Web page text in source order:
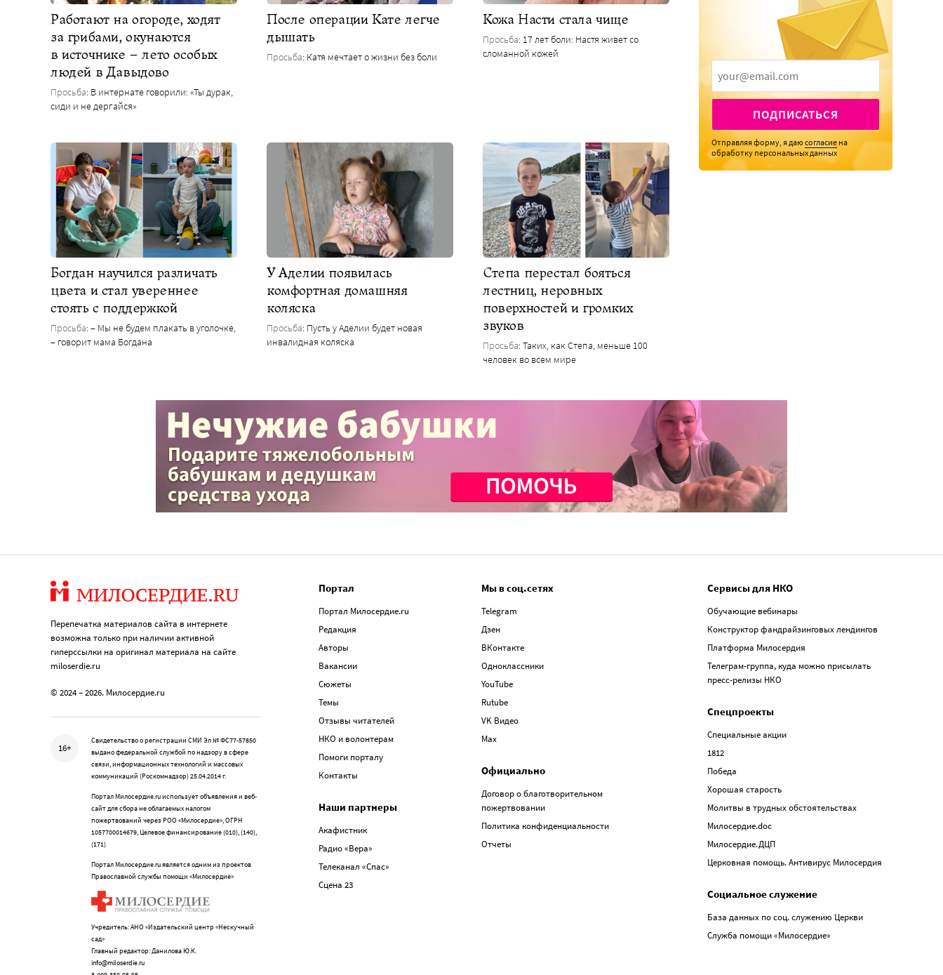
Работают на огороде, ходят
за грибами, окунаются
в источнике – лето особых
людей в Давыдово
Просьба: В интернате говорили: «Ты дурак,
сиди и не дергайся»
После операции Кате легче
дышать
Просьба: Катя мечтает о жизни без боли
Кожа Насти стала чище
Просьба: 17 лет боли: Настя живет со
сломанной кожей
Богдан научился различать
цвета и стал увереннее
стоять с поддержкой
Просьба: – Мы не будем плакать в уголочке,
– говорит мама Богдана
У Аделии появилась
комфортная домашняя
коляска
Просьба: Пусть у Аделии будет новая
инвалидная коляска
Степа перестал бояться
лестниц, неровных
поверхностей и громких
звуков
Просьба: Таких, как Степа, меньше 100
человек во всем мире
ПОДПИСАТЬСЯ
Отправляя форму, я даюсогласие на
обработку персональных данных
Перепечатка материалов сайта в интернете
возможна только при наличии активной
гиперссылки на оригинал материала на сайте
miloserdie.ru
© 2024 – 2026. Милосердие.ru
16+
Свидетельство о регистрации СМИ Эл № ФС77-57850
выдано федеральной службой по надзору в сфере
связи, информационных технологий и массовых
коммуникаций (Роскомнадзор) 25.04.2014 г.
Портал Милосердие.ru использует объявления и веб-
сайт для сбора не облагаемых налогом
пожертвований через РОО «Милосердие», ОГРН
1057700014679, Целевое финансирование (010), (140),
(171)
Портал Милосердие.ru является одним из проектов
Православной службы помощи «Милосердие»
Учредитель: АНО «Издательский центр «Нескучный
сад»
Главный редактор: Данилова Ю.К.
info@miloserdie.ru
Портал
Портал Милосердие.ru
Редакция
Авторы
Вакансии
Сюжеты
Темы
Отзывы читателей
НКО и волонтерам
Помоги порталу
Контакты
Наши партнеры
Акафистник
Радио «Вера»
Телеканал «Спас»
Сцена 23
Мы в соц.сетях
Telegram
Дзен
ВКонтакте
Одноклассники
YouTube
Rutube
VK Видео
Max
Официально
Договор о благотворительном
пожертвовании
Политика конфиденциальности
Отчеты
Сервисы для НКО
Обучающие вебинары
Конструктор фандрайзинговых лендингов
Платформа Милосердия
Телеграм-группа, куда можно присылать
пресс-релизы НКО
Спецпроекты
Специальные акции
1812
Победа
Хорошая старость
Молитвы в трудных обстоятельствах
Милосердие.doc
Милосердие.ДЦП
Церковная помощь. Антивирус Милосердия
Социальное служение
База данных по соц. служению Церкви
Служба помощи «Милосердие»